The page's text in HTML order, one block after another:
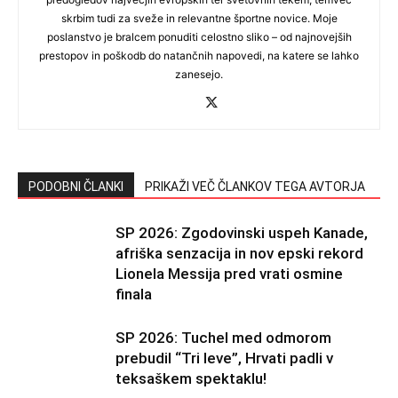
skrbim tudi za sveže in relevantne športne novice. Moje
poslanstvo je bralcem ponuditi celostno sliko – od najnovejših
prestopov in poškodb do natančnih napovedi, na katere se lahko
zanesejo.
PODOBNI ČLANKI PRIKAŽI VEČ ČLANKOV TEGA AVTORJA
SP 2026: Zgodovinski uspeh Kanade,
afriška senzacija in nov epski rekord
Lionela Messija pred vrati osmine
finala
SP 2026: Tuchel med odmorom
prebudil “Tri leve”, Hrvati padli v
teksaškem spektaklu!